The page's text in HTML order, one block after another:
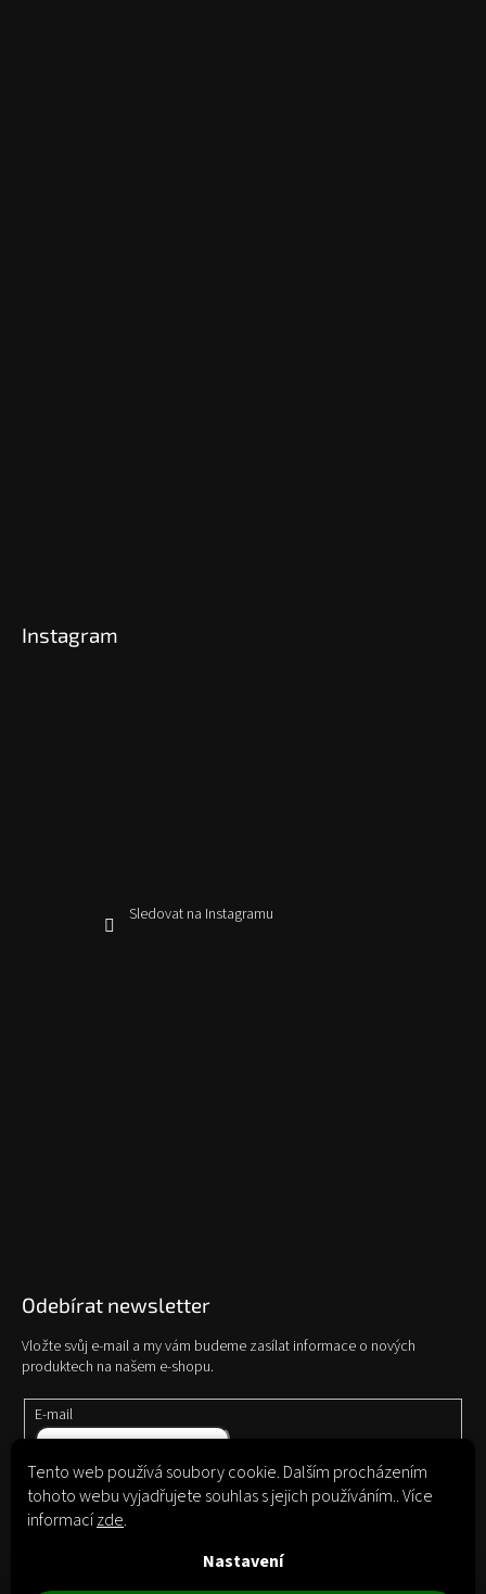
Tento web používá soubory cookie. Dalším procházením
tohoto webu vyjadřujete souhlas s jejich používáním.. Více
informacízde.
Nastavení
Instagram
Sledovat na Instagramu
Odebírat newsletter
Vložte svůj e-mail a my vám budeme zasílat informace o nových
produktech na našem e-shopu.
E-mail
Vložením e-mailu souhlasíte spodmínkami ochrany osobních údajů
Přihlásit